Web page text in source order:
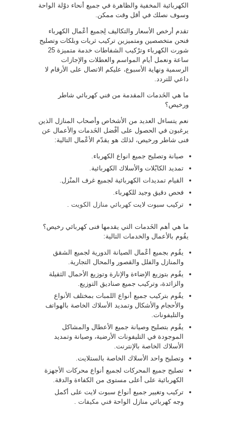
الكهربائية المخفية والظاهرة في جميع أنحاء دوْلة الواحة
وسوف نصلك في أقل وقت ممكن.
تقدم أرخص الأسعار والتكاليف لِجميع أعْمال الكهرباء
فنحن متخصصين ومتميزين تركيب ثريات وبلكات وتصليح
شورت الكهرباء وترْكيب الشفاطات خدمة متميزة 25
ساعة ونعمل أيام المواسم والعطلات والإجازات
الرسمية ونهاية الأسبوع، عليكم الاتصال على الأرقام لا
داعي للتردد.
ما هي الخَدمات المقدمة من فني كهربائي شاطر
ورخيص؟
نعم يتساءل العديد من الأشخاص وأصحاب المنازل الذين
يرغبون في الحصول على أفْضل الخَدمات والأعمال عن
فنى شاطر ورخيص، لذلك هو يقدّم الأعْمال التالية:
صيانة وتصليح جميع انواع الكهرباء.
تمديد الكابْلات والأسلاك الكهربائية.
القيام تمديدات الكهربائية لجميع غرف المنْزل.
فحص دقيق وجيد للكهرباء.
تركيب سبوت لايتكهربائي منازل الكويت
ما هي أهم الخَدمات التي يقدمها فنى كهربائي رخيص؟
يقُوم بالأعمال والخدمات التالية:
يقُوم بجميع أعْمال الصيانة الدورية لجميع الشقق
والمنازل والفلل والقصور والمحال التجارية.
يقُوم بتوزيع الإضاءة والإنارة وتوزيع الأحمال الثقيلة
والزائدة، وتركيب جميع صناديق التوزيع.
يقُوم بتركيب جميع أنواع اللمبات بمختلف الأنواع
والأحجام والأشكال وتمديد الأسلاك الخاصة بالهواتف
والتليفونات.
يقُوم بتصليح وصيانة جميع الأعطال والمشاكل
الموجودة في التليفونات الأرضية، وصيانة وتمديد
الأسلاك الخاصة بالإنترنت.
وتصليح واحد الأسلاك الخاصة بالستلايت.
تصليح جميع المحركات لجميع أنواع محركات الأجهزة
الكهربائية على أعلى مستوى من الكفاءة والدقة.
تركيب وتغيير جميع أنواع سبوت لايت على أكمل
وجه كهربائي منازل الواحة فني مكيفات